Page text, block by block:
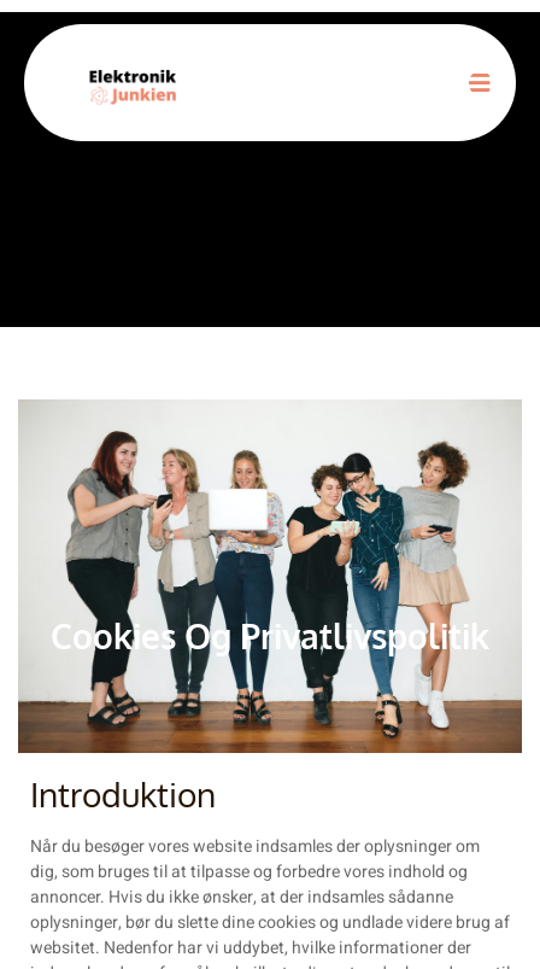
Cookies Og Privatlivspolitik
Introduktion
Når du besøger vores website indsamles der oplysninger om
dig, som bruges til at tilpasse og forbedre vores indhold og
annoncer. Hvis du ikke ønsker, at der indsamles sådanne
oplysninger, bør du slette dine cookies og undlade videre brug af
websitet. Nedenfor har vi uddybet, hvilke informationer der